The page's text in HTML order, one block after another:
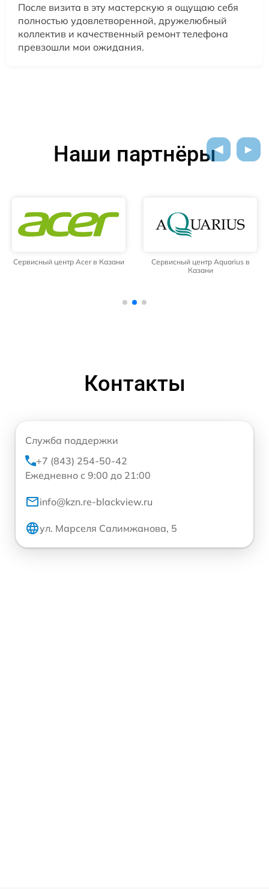
После визита в эту мастерскую я ощущаю себя
полностью удовлетворенной, дружелюбный
коллектив и качественный ремонт телефона
превзошли мои ожидания.
Наши партнёры
Сервисный центр Acer в Казани
Сервисный центр Aquarius в
Казани
Контакты
Служба поддержки
+7 (843) 254-50-42
Ежедневно с 9:00 до 21:00
info@kzn.re-blackview.ru
ул. Марселя Салимжанова, 5